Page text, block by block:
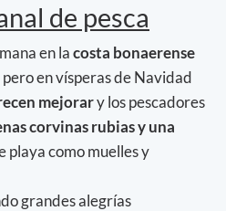
de pesca
en lacosta bonaerense
en vísperas de Navidad
mejorary los pescadores
corvinas rubias y una
playa como muelles y
grandes alegrías